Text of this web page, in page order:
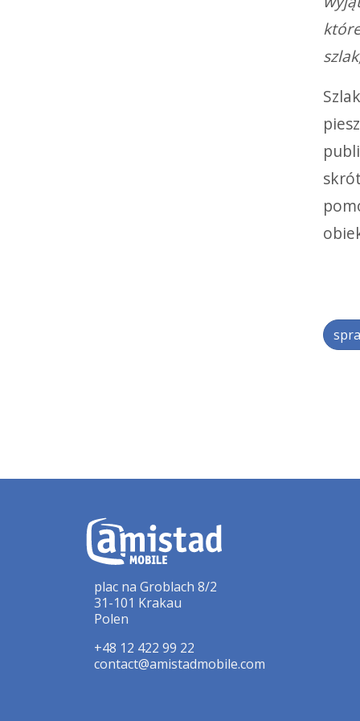
plac na Groblach 8/2
31-101 Krakau
Polen
+48 12 422 99 22
contact@amistadmobile.com